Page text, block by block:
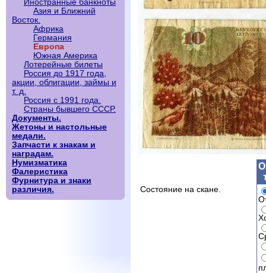
Иностранные банкноты
Азия и Ближний
Восток.
Африка
Германия
Европа
Южная Америка
Лотерейные билеты
Россия до 1917 года,
акции, облигации, займы и
т. д.
Россия с 1991 года.
Страны бывшего СССР.
Документы.
Жетоны и настольные
медали.
Запчасти к знакам и
наградам.
Нумизматика
Фалеристика
Фурнитура и знаки
различия.
Состояние на скане.